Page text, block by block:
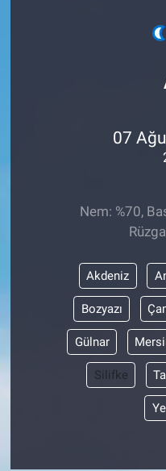
07
Nem: %70,
Akdeniz
Bozyazı
Gülnar
Silifke